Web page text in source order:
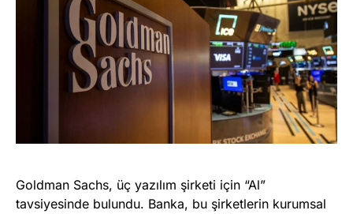
Goldman Sachs, üç yazılım şirketi için “Al”
tavsiyesinde bulundu. Banka, bu şirketlerin kurumsal